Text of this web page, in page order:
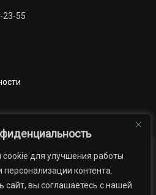
для улучшения работы
контента.
сайт, вы соглашаетесь с нашей
23-55
Официально